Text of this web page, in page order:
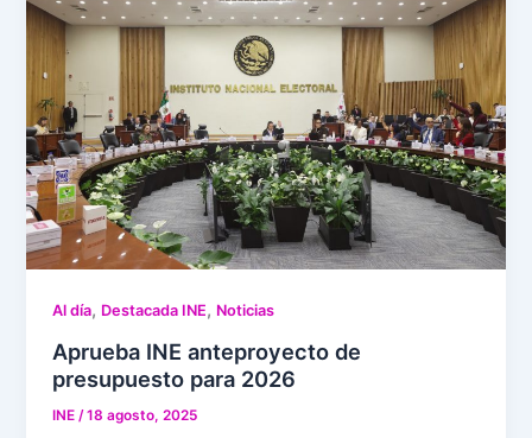
Al día, Destacada INE, Noticias
Aprueba INE anteproyecto de
presupuesto para 2026
INE/18 agosto, 2025